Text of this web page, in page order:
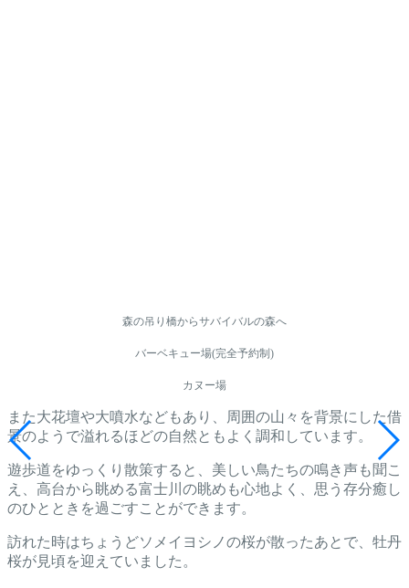
森の吊り橋からサバイバルの森へ
バーベキュー場(完全予約制)
カヌー場
また大花壇や大噴水などもあり、周囲の山々を背景にした借
景のようで溢れるほどの自然ともよく調和しています。
遊歩道をゆっくり散策すると、美しい鳥たちの鳴き声も聞こ
え、高台から眺める富士川の眺めも心地よく、思う存分癒し
のひとときを過ごすことができます。
訪れた時はちょうどソメイヨシノの桜が散ったあとで、牡丹
桜が見頃を迎えていました。